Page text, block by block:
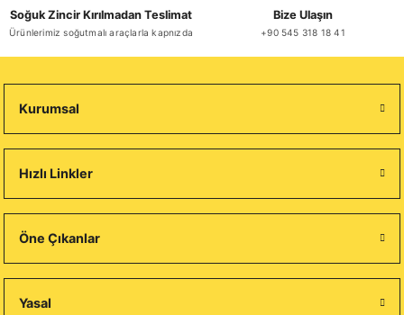
Soğuk Zincir Kırılmadan Teslimat
Ürünlerimiz soğutmalı araçlarla kapnızda
Bize Ulaşın
+90 545 318 18 41
Kurumsal
Hızlı Linkler
Öne Çıkanlar
Yasal